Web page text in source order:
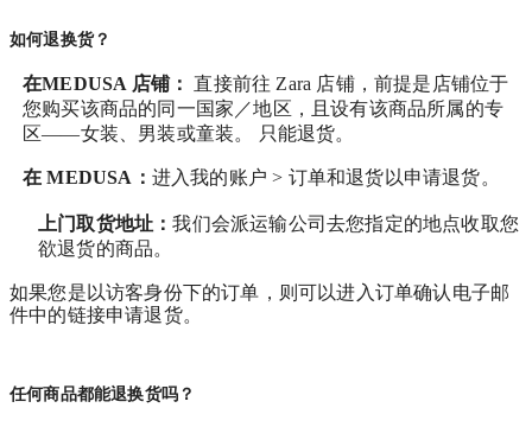
如何退换货？
在MEDUSA 店铺：直接前往 Zara 店铺，前提是店铺位于
您购买该商品的同一国家／地区，且设有该商品所属的专
区——女装、男装或童装。 只能退货。
在MEDUSA ： 进入我的账户 > 订单和退货 以申请退货。
上门取货地址：我们会派运输公司去您指定的地点收取您
欲退货的商品。
如果您是以访客身份下的订单，则可以进入订单确认电子邮
件中的链接申请退货。
任何商品都能退换货吗？